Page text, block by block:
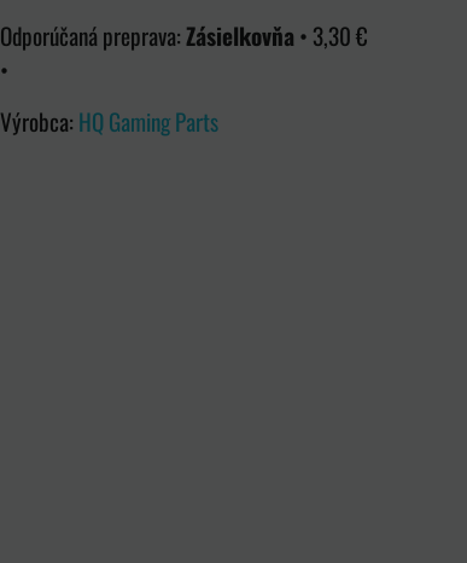
Zásielkovňa• 3,30 €
•
Výrobca: HQ Gaming Parts